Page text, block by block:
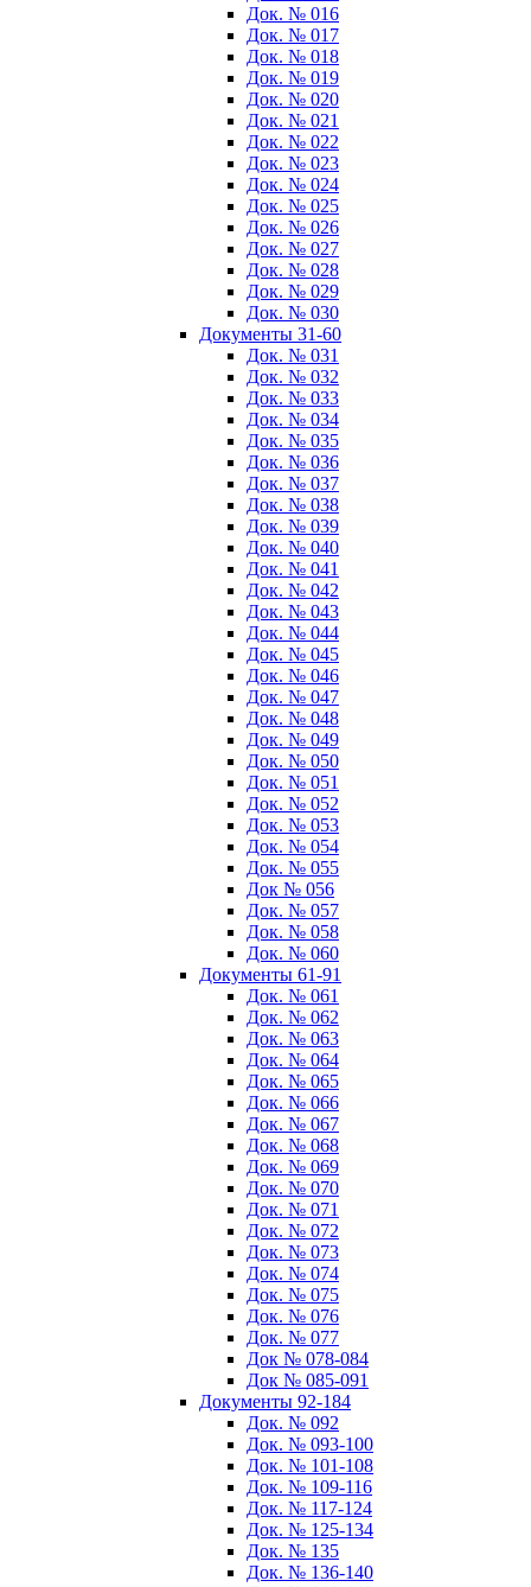
Док. № 016
Док. № 017
Док. № 018
Док. № 019
Док. № 020
Док. № 021
Док. № 022
Док. № 023
Док. № 024
Док. № 025
Док. № 026
Док. № 027
Док. № 028
Док. № 029
Док. № 030
Документы 31-60
Док. № 031
Док. № 032
Док. № 033
Док. № 034
Док. № 035
Док. № 036
Док. № 037
Док. № 038
Док. № 039
Док. № 040
Док. № 041
Док. № 042
Док. № 043
Док. № 044
Док. № 045
Док. № 046
Док. № 047
Док. № 048
Док. № 049
Док. № 050
Док. № 051
Док. № 052
Док. № 053
Док. № 054
Док. № 055
Док № 056
Док. № 057
Док. № 058
Док. № 060
Документы 61-91
Док. № 061
Док. № 062
Док. № 063
Док. № 064
Док. № 065
Док. № 066
Док. № 067
Док. № 068
Док. № 069
Док. № 070
Док. № 071
Док. № 072
Док. № 073
Док. № 074
Док. № 075
Док. № 076
Док. № 077
Док № 078-084
Док № 085-091
Документы 92-184
Док. № 092
Док. № 093-100
Док. № 101-108
Док. № 109-116
Док. № 117-124
Док. № 125-134
Док. № 135
Док. № 136-140